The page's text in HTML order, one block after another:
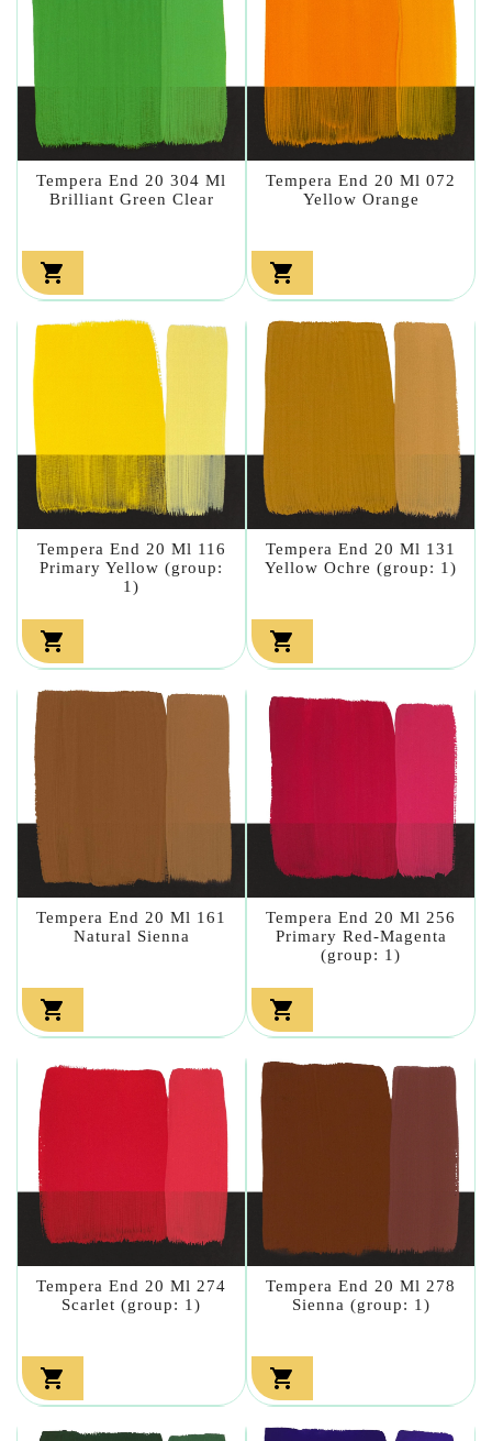
Tempera End 20 304 Ml
Brilliant Green Clear

Tempera End 20 Ml 072
Yellow Orange

Tempera End 20 Ml 116
Primary Yellow (group:
1)

Tempera End 20 Ml 131
Yellow Ochre (group: 1)

Tempera End 20 Ml 161
Natural Sienna

Tempera End 20 Ml 256
Primary Red-Magenta
(group: 1)

Tempera End 20 Ml 274
Scarlet (group: 1)

Tempera End 20 Ml 278
Sienna (group: 1)
